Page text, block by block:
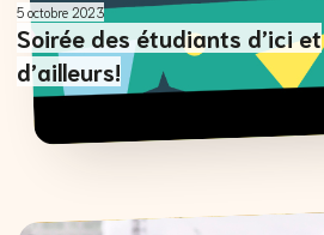
5 octobre 2023
Soirée des étudiants d’ici et
d’ailleurs!